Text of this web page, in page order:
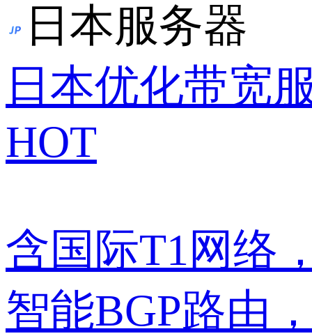
日本服务器
日本优化带宽
HOT
含国际T1网络
智能BGP路由